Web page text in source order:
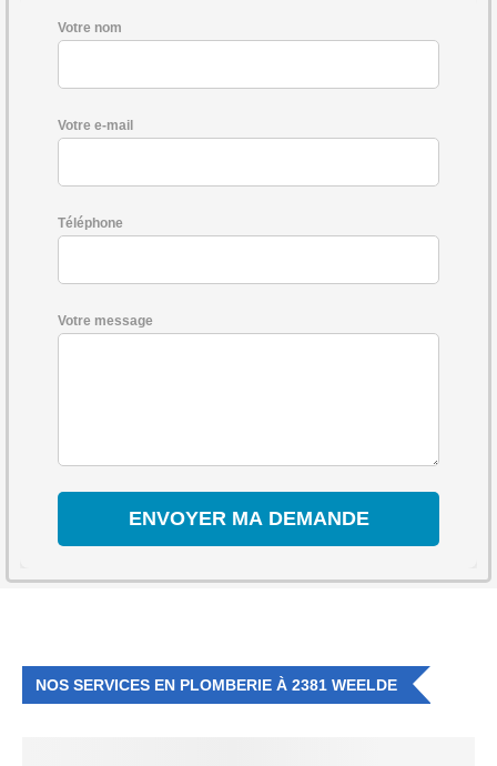
Votre nom
Votre e-mail
Téléphone
Votre message
NOS SERVICES EN PLOMBERIE À 2381 WEELDE